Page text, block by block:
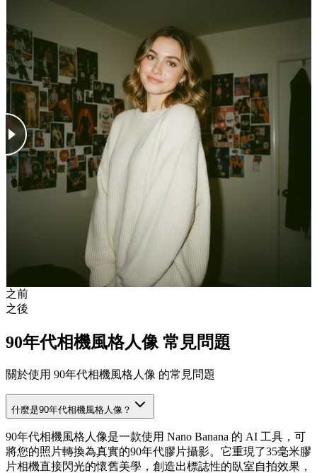
之前
之後
90年代相機風格人像 常見問題
關於使用 90年代相機風格人像 的常見問題
什麼是90年代相機風格人像？
90年代相機風格人像是一款使用 Nano Banana 的 AI 工具，可
將您的照片轉換為真實的90年代膠片攝影。它重現了35毫米膠
片相機直接閃光的懷舊美學，創造出標誌性的臥室自拍效果，